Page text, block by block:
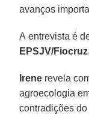
avanços
A entrevista é
EPSJV/Fiocruz
Irene revela
agroecologia
contradições